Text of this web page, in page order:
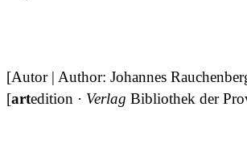
[Autor | Author: Johannes
[artedition · Verlag Bibliothek der